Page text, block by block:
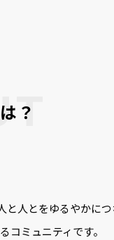
？
と人とをゆるやかに
コミュニティです。